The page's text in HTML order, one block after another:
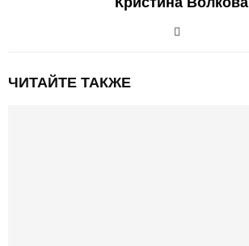
ЧИТАЙТЕ ТАКЖЕ